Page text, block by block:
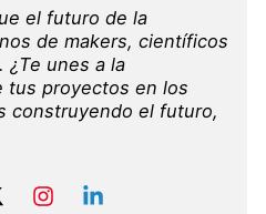
el futuro de la
de makers, científicos
¿Te unes a la
tus proyectos en los
construyendo el futuro,